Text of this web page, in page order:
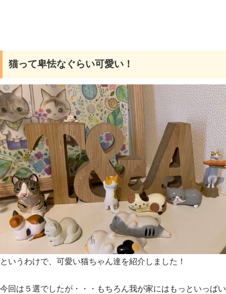
猫って卑怯なぐらい可愛い！
というわけで、可愛い猫ちゃん達を紹介しました！
今回は５選でしたが・・・もちろん我が家にはもっといっぱい